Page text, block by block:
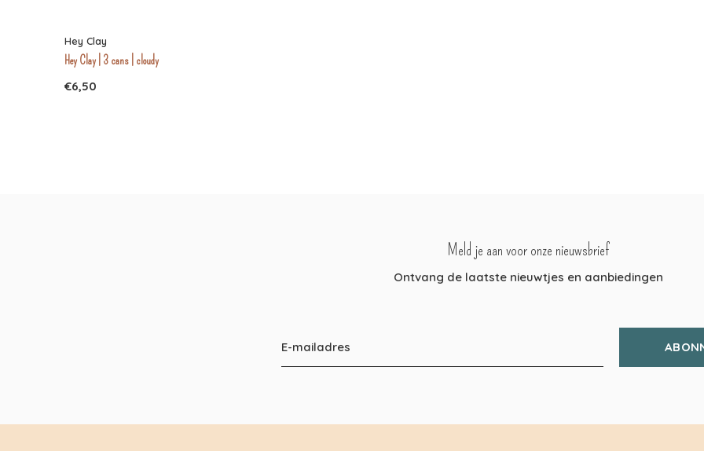
Hey Clay
Hey Clay | 3 cans | cloudy
€6,50
Meld je aan voor onze nieuwsbrief
Ontvang de laatste nieuwtjes en aanbiedingen